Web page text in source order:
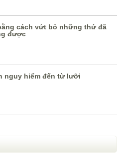
cách vứt bỏ những thứ đã
được
nguy hiểm đến từ lưỡi